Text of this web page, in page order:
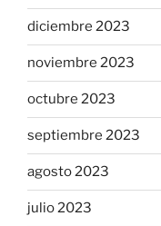
diciembre 2023
noviembre 2023
octubre 2023
septiembre 2023
agosto 2023
julio 2023